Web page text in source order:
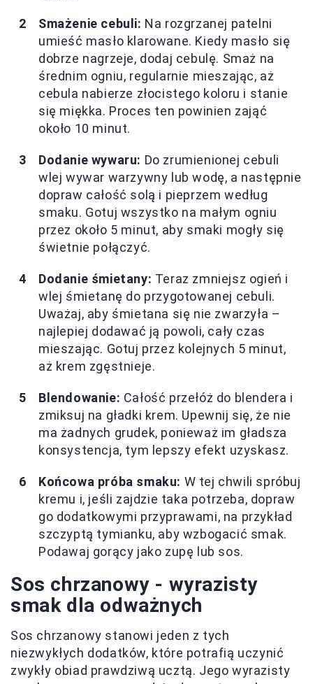
Smażenie cebuli: Na rozgrzanej patelni
umieść masło klarowane. Kiedy masło się
dobrze nagrzeje, dodaj cebulę. Smaż na
średnim ogniu, regularnie mieszając, aż
cebula nabierze złocistego koloru i stanie
się miękka. Proces ten powinien zająć
około 10 minut.
Dodanie wywaru: Do zrumienionej cebuli
wlej wywar warzywny lub wodę, a następnie
dopraw całość solą i pieprzem według
smaku. Gotuj wszystko na małym ogniu
przez około 5 minut, aby smaki mogły się
świetnie połączyć.
Dodanie śmietany: Teraz zmniejsz ogień i
wlej śmietanę do przygotowanej cebuli.
Uważaj, aby śmietana się nie zwarzyła –
najlepiej dodawać ją powoli, cały czas
mieszając. Gotuj przez kolejnych 5 minut,
aż krem zgęstnieje.
Blendowanie: Całość przełóż do blendera i
zmiksuj na gładki krem. Upewnij się, że nie
ma żadnych grudek, ponieważ im gładsza
konsystencja, tym lepszy efekt uzyskasz.
Końcowa próba smaku: W tej chwili spróbuj
kremu i, jeśli zajdzie taka potrzeba, dopraw
go dodatkowymi przyprawami, na przykład
szczyptą tymianku, aby wzbogacić smak.
Podawaj gorący jako zupę lub sos.
Sos chrzanowy - wyrazisty
smak dla odważnych
Sos chrzanowy stanowi jeden z tych
niezwykłych dodatków, które potrafią uczynić
zwykły obiad prawdziwą ucztą. Jego wyrazisty